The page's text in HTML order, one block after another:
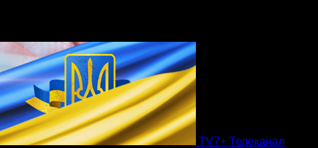
TV7+ Телеканал